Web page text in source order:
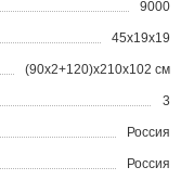
9000
45x19x19
(90х2+120)х210х102 см
3
Россия
Россия